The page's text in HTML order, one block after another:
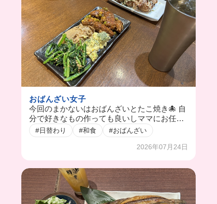
おばんざい女子
今回のまかないはおばんざいとたこ焼き🐙 自
分で好きなもの作っても良いしママにお任せ
してもOK！
#日替わり #和食 #おばんざい
2026年07月24日